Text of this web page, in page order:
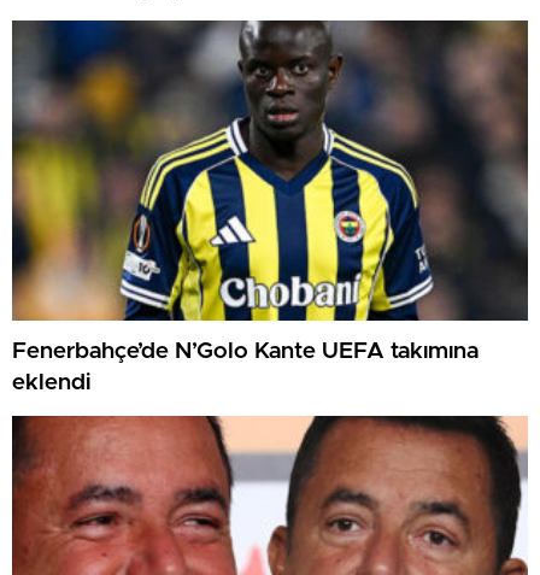
Fenerbahçe’de N’Golo Kante UEFA takımına
eklendi